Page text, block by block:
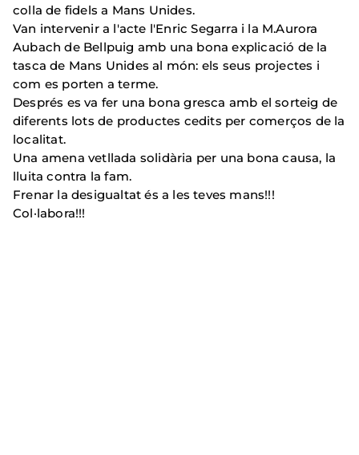
colla de fidels a Mans Unides.
Van intervenir a l'acte l'Enric Segarra i la M.Aurora
Aubach de Bellpuig amb una bona explicació de la
tasca de Mans Unides al món: els seus projectes i
com es porten a terme.
Després es va fer una bona gresca amb el sorteig de
diferents lots de productes cedits per comerços de la
localitat.
Una amena vetllada solidària per una bona causa, la
lluita contra la fam.
Frenar la desigualtat és a les teves mans!!!
Col·labora!!!